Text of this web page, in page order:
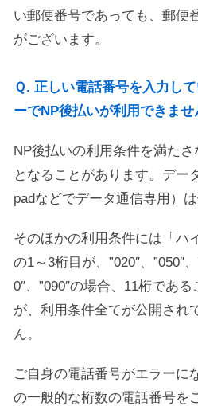
い郵便番号であっても、郵便
がございます。
Ｑ. 正しい電話番号を入力し
ーでNP後払いが利用できませ
NP後払いの利用条件を満た
となることがあります。デー
padなどでデータ通信専用）は
そのほかの利用条件には「ハ
の1～3桁目が、”020″、”050″
0″、”090″の場合、11桁であ
が、利用条件全てが公開され
ん。
ご自身の電話番号がエラーに
の一般的な桁数の電話番号を